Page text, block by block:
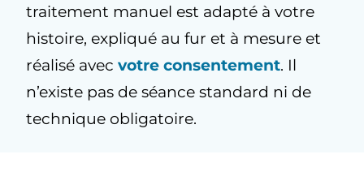
traitement manuel est adapté à votre
histoire, expliqué au fur et à mesure et
réalisé avecvotre consentement. Il
n’existe pas de séance standard ni de
technique obligatoire.